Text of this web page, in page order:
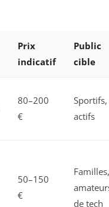
Prix
indicatif
Public
cible
80–200
€
Sportifs,
actifs
50–150
€
Familles,
de tech